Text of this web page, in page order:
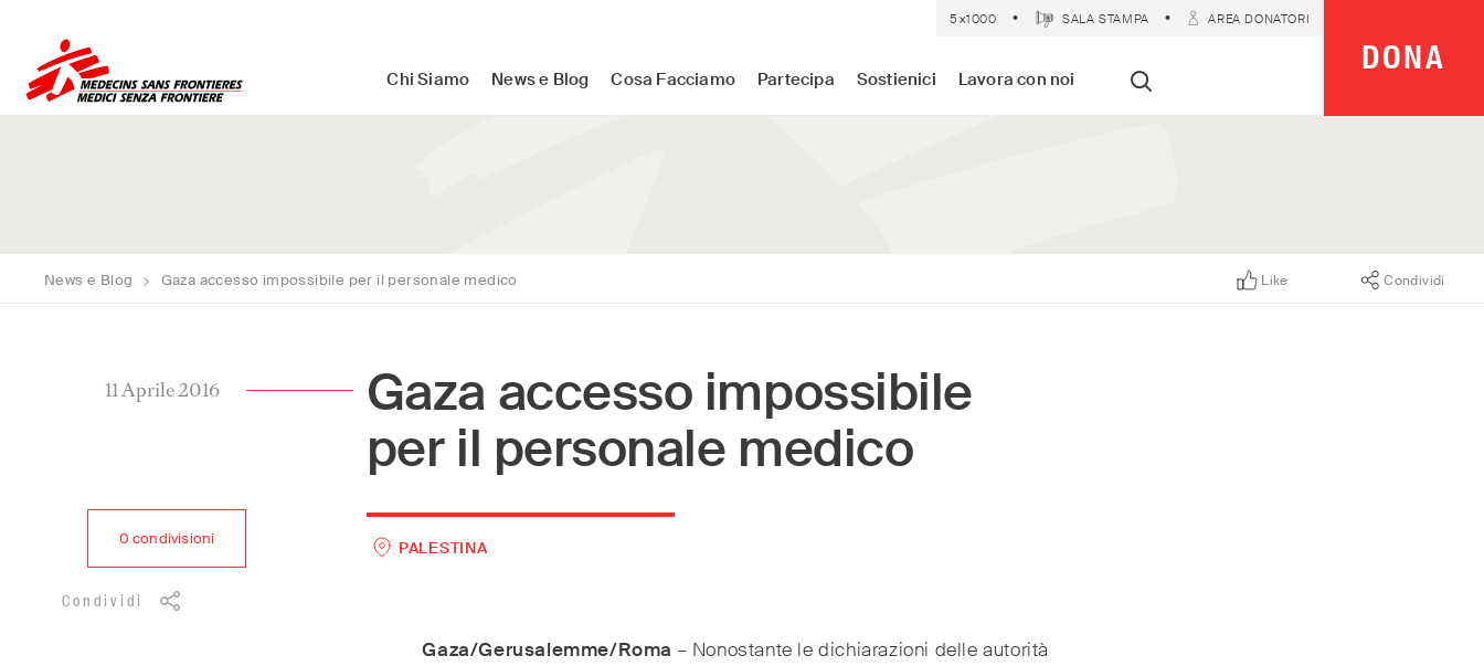
Chi Siamo News e Blog Cosa Facciamo Partecipa Sostienici Lavora con noi
5×1000 SALA STAMPA AREA DONATORI
DONA
News e Blog > Gaza accesso impossibile per il personale medico Like Condividi
0 condivisioni
Condividi
11 Aprile 2016
Gaza accesso impossibile
per il personale medico
PALESTINA
Gaza/Gerusalemme/Roma – Nonostante le dichiarazioni delle autorità